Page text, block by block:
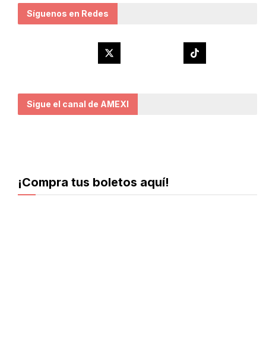
Síguenos en Redes
Sigue el canal de AMEXI
¡Compra tus boletos aquí!